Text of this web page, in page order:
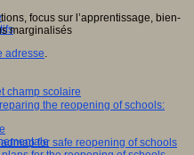
champ scolaire
focus sur l’apprentissage, bien-
marginalisés
adresse.
the reopening of schools:
for safe reopening of schools